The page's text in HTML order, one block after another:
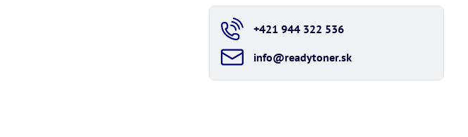
+421 944 322 536
info​@readytoner​.sk